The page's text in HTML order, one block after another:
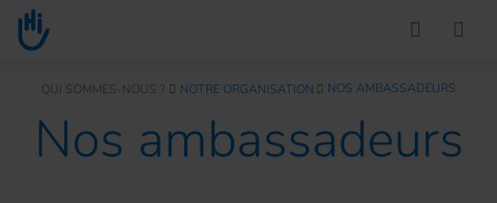
Go to main content
You are here :
QUI SOMMES-NOUS ? NOTRE ORGANISATION NOS AMBASSADEURS
Nos ambassadeurs